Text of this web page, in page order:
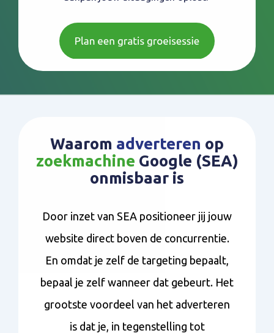
Waarom adverteren op
zoekmachine Google (SEA)
onmisbaar is
Door inzet van SEA positioneer jij jouw
website direct boven de concurrentie.
En omdat je zelf de targeting bepaalt,
bepaal je zelf wanneer dat gebeurt. Het
grootste voordeel van het adverteren
is dat je, in tegenstelling tot